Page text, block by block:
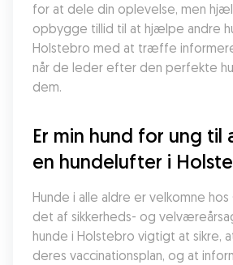
for at dele din oplevelse, men
opbygge tillid til at hjælpe andre
Holstebro med at træffe
når de leder efter den perfekte
dem.
Er min hund for ung til
en hundelufter i
Hunde i alle aldre er velkomne
det af sikkerheds- og
hunde i Holstebro vigtigt at sikre,
deres vaccinationsplan, og at